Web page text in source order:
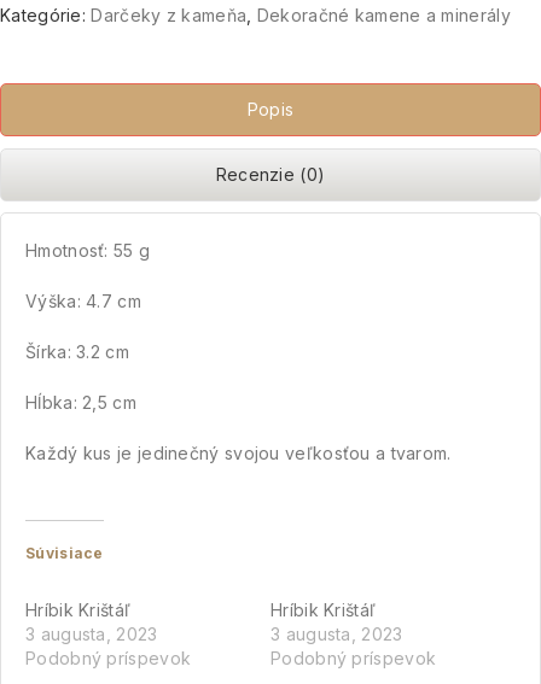
Kategórie:Darčeky z kameňa Dekoračné kamene a minerály
Popis
Recenzie (0)
Hmotnosť: 55 g
Výška: 4.7 cm
Šírka: 3.2 cm
Hĺbka: 2,5 cm
Každý kus je jedinečný svojou veľkosťou a tvarom.
Súvisiace
Hríbik Krištáľ
3 augusta, 2023
Podobný príspevok
Hríbik Krištáľ
3 augusta, 2023
Podobný príspevok